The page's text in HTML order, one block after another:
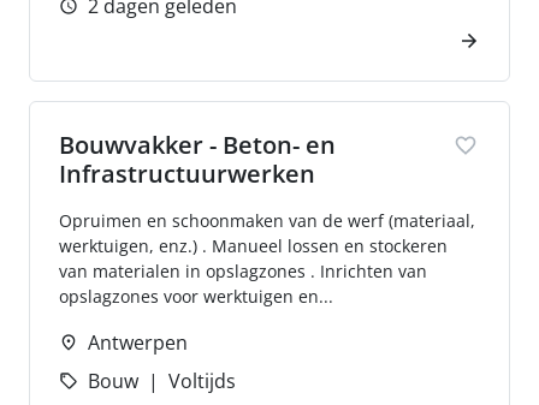
2 dagen geleden
Bouwvakker - Beton- en
Infrastructuurwerken
Opruimen en schoonmaken van de werf (materiaal,
werktuigen, enz.) . Manueel lossen en stockeren
van materialen in opslagzones . Inrichten van
opslagzones voor werktuigen en...
Antwerpen
Bouw
Voltijds